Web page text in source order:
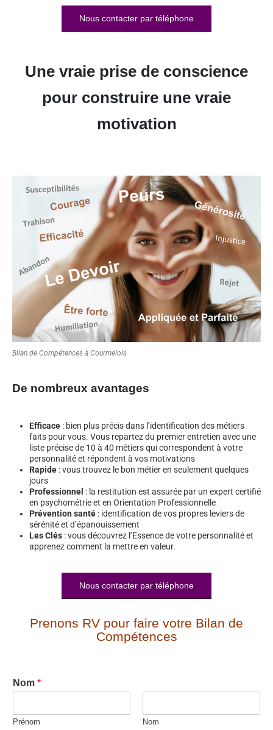
Nous contacter par téléphone
Une vraie prise de conscience
pour construire une vraie
motivation
Bilan de Compétences à Courmelois
De nombreux avantages
Efficace : bien plus précis dans l’identification des métiers
faits pour vous. Vous repartez du premier entretien avec une
liste précise de 10 à 40 métiers qui correspondent à votre
personnalité et répondent à vos motivations
Rapide : vous trouvez le bon métier en seulement quelques
jours
Professionnel : la restitution est assurée par un expert certifié
en psychométrie et en Orientation Professionnelle
Prévention santé : identification de vos propres leviers de
sérénité et d’épanouissement
Les Clés : vous découvrez l’Essence de votre personnalité et
apprenez comment la mettre en valeur.
Nous contacter par téléphone
Prenons RV pour faire votre Bilan de
Compétences
Nom *
Prénom Nom